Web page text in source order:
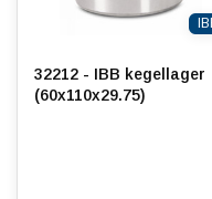
32212 - IBB kegellager
(60x110x29.75)